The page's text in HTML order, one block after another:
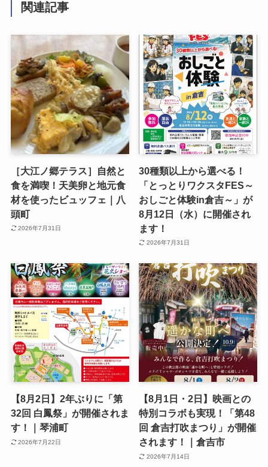
関連記事
［大江ノ郷テラス］自然と
食を満喫！天美卵と地元食
材を使ったビュッフェ｜八
頭町
2026年7月31日
30種類以上から選べる！
「とっとりワクスタFES～
おしごと体験in倉吉～」が
8月12日（水）に開催され
ます！
2026年7月31日
【8月2日】2年ぶりに「第
32回 白鳳祭」が開催されま
す！｜琴浦町
2026年7月22日
【8月1日・2日】映画との
特別コラボも実現！「第48
回 倉吉打吹まつり」が開催
されます！｜倉吉市
2026年7月14日